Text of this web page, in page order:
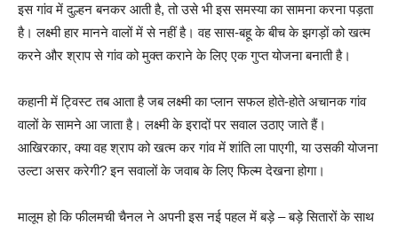
इस गांव में दुल्हन बनकर आती है, तो उसे भी इस समस्या का सामना करना पड़ता
है। लक्ष्मी हार मानने वालों में से नहीं है। वह सास-बहू के बीच के झगड़ों को खत्म
करने और श्राप से गांव को मुक्त कराने के लिए एक गुप्त योजना बनाती है।
कहानी में ट्विस्ट तब आता है जब लक्ष्मी का प्लान सफल होते-होते अचानक गांव
वालों के सामने आ जाता है। लक्ष्मी के इरादों पर सवाल उठाए जाते हैं।
आखिरकार, क्या वह श्राप को खत्म कर गांव में शांति ला पाएगी, या उसकी योजना
उल्टा असर करेगी? इन सवालों के जवाब के लिए फिल्म देखना होगा।
मालूम हो कि फीलमची चैनल ने अपनी इस नई पहल में बड़े – बड़े सितारों के साथ